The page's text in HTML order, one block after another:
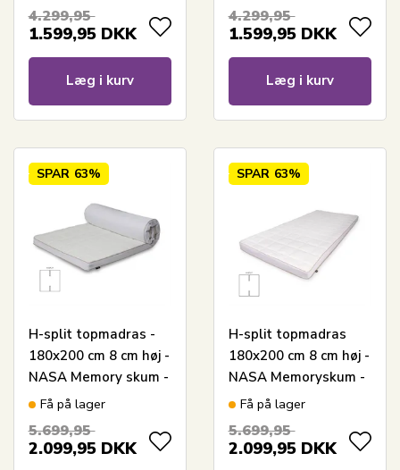
topmadras
4.299,95
1.599,95 DKK
Læg i kurv
Living
4.299,95
1.599,95 DKK
Læg i kurv
SPAR 63%
H-split topmadras -
180x200 cm 8 cm høj -
NASA Memory skum -
Borg Living -
topmadras
Få på lager
5.699,95
2.099,95 DKK
SPAR 63%
H-split topmadras
180x200 cm 8 cm høj -
NASA Memoryskum -
Ergonomisk
Living trykaflastende
Få på lager
5.699,95
2.099,95 DKK